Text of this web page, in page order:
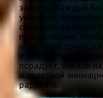
защиты. Каждый бой
уникален, именно
смекалка и навыки
планирования,
обхитрить врага, а
в два счета.
порадует, так как
и приятной
радовать.